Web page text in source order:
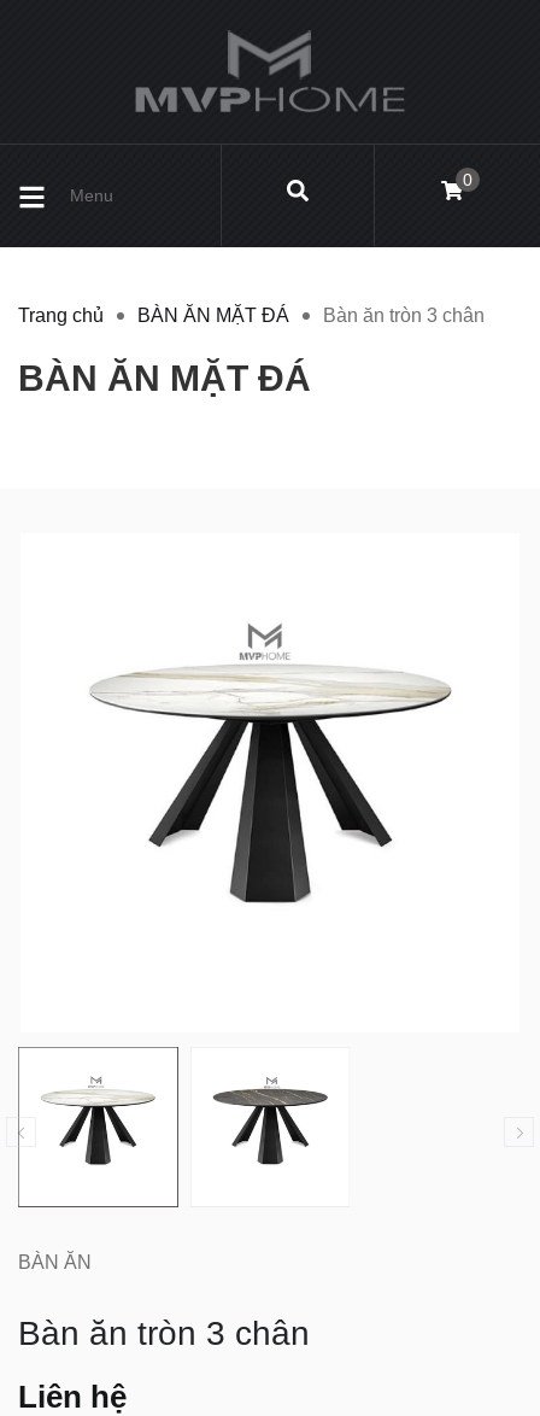
Menu
0
Trang chủ BÀN ĂN MẶT ĐÁ Bàn ăn tròn 3 chân
BÀN ĂN MẶT ĐÁ
BÀN ĂN
Bàn ăn tròn 3 chân
Liên hệ